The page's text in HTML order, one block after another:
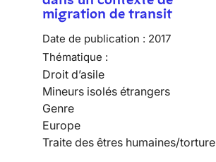
migration de transit
Date de publication : 2017
Thématique :
Droit d’asile
Mineurs isolés étrangers
Genre
Europe
Traite des êtres humaines/torture